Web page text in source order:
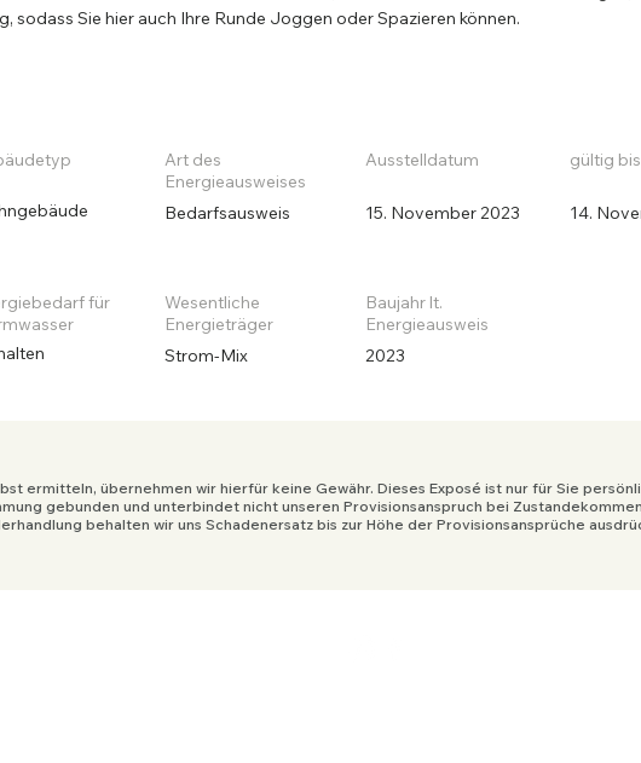
sodass Sie hier auch Ihre Runde Joggen oder Spazieren können.
Art des
Energieausweises
Ausstelldatum gültig bis
Bedarfsausweis 15. November 2023 14.
für
Wesentliche
Energieträger
Baujahr lt.
Energieausweis
Strom-Mix 2023
ermitteln, übernehmen wir hierfür keine Gewähr. Dieses Exposé ist nur für Sie
gebunden und unterbindet nicht unseren Provisionsanspruch bei
behalten wir uns Schadenersatz bis zur Höhe der Provisionsansprüche